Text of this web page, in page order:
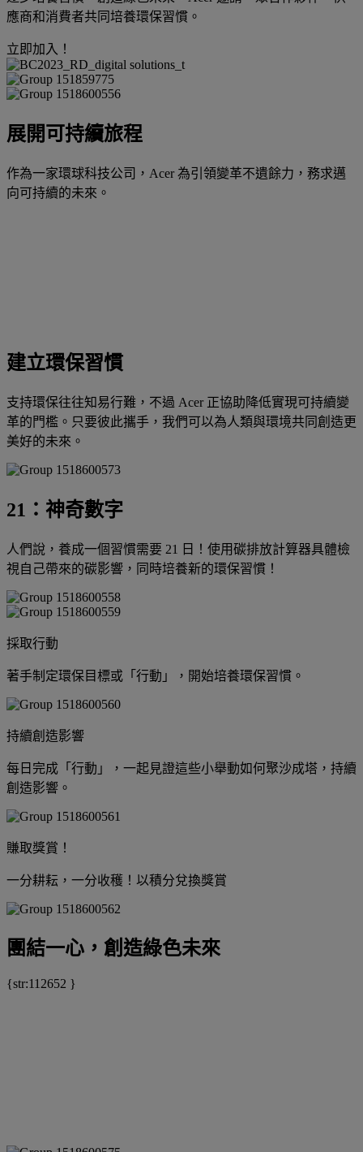
應商和消費者共同培養環保習慣。
立即加入！
展開可持續旅程
作為一家環球科技公司，Acer 為引領變革不遺餘力，務求邁
向可持續的未來。
建立環保習慣
支持環保往往知易行難，不過 Acer 正協助降低實現可持續變
革的門檻。只要彼此攜手，我們可以為人類與環境共同創造更
美好的未來。
21：神奇數字
人們說，養成一個習慣需要 21 日！使用碳排放計算器具體檢
視自己帶來的碳影響，同時培養新的環保習慣！
採取行動
著手制定環保目標或「行動」，開始培養環保習慣。
持續創造影響
每日完成「行動」，一起見證這些小舉動如何聚沙成塔，持續
創造影響。
賺取獎賞！
一分耕耘，一分收穫！以積分兌換獎賞
團結一心，創造綠色未來
{str:112652 }